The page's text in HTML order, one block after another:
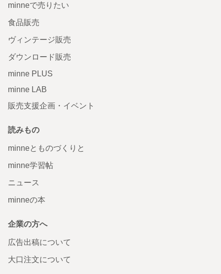
minneで売りたい
食品販売
ヴィンテージ販売
ダウンロード販売
minne PLUS
minne LAB
販売支援企画・イベント
読みもの
minneとものづくりと
minne学習帖
ニュース
minneの本
企業の方へ
広告出稿について
大口注文について